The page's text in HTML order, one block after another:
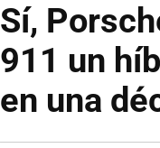
Sí,
911 un
en una